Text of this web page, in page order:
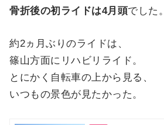
骨折後の初ライドは4月頭でした。
約2ヵ月ぶりのライドは、
篠山方面にリハビリライド。
とにかく自転車の上から見る、
いつもの景色が見たかった。